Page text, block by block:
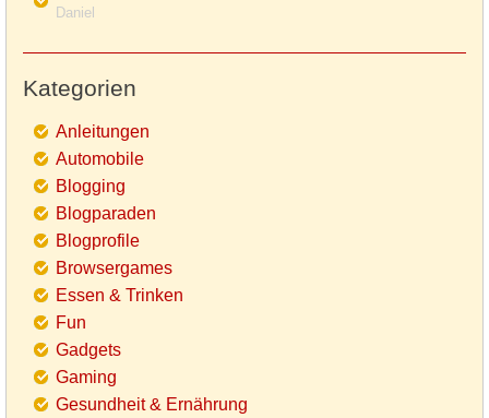
Daniel
Kategorien
Anleitungen
Automobile
Blogging
Blogparaden
Blogprofile
Browsergames
Essen & Trinken
Fun
Gadgets
Gaming
Gesundheit & Ernährung